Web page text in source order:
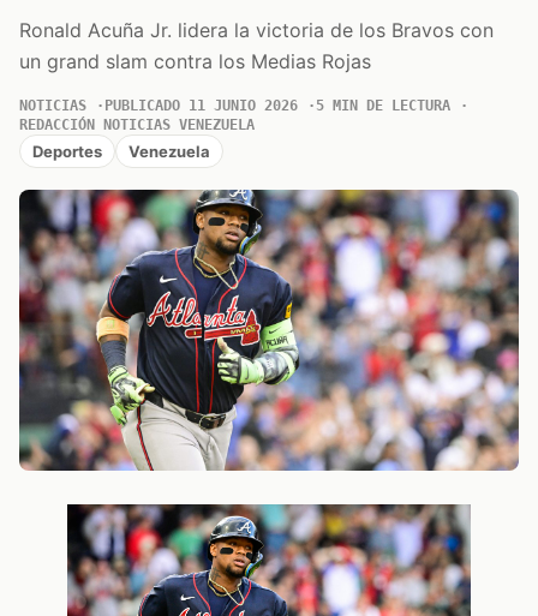
Ronald Acuña Jr. lidera la victoria de los Bravos con
un grand slam contra los Medias Rojas
NOTICIAS PUBLICADO 11 JUNIO 2026
5 MIN DE LECTURA
REDACCIÓN NOTICIAS VENEZUELA
Deportes Venezuela